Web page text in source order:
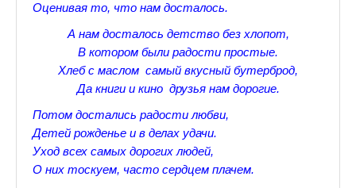
Лучшее видео месяца
Секции настольного тенниса в Пушкинском районе
Куда уходит детство
Зарядись позитивом
Оценивая то, что нам досталось.
А нам досталось детство без хлопот,
В котором были радости простые.
Хлеб с маслом самый вкусный бутерброд,
Да книги и кино друзья нам дорогие.
Потом достались радости любви,
Детей рожденье и в делах удачи.
Уход всех самых дорогих людей,
О них тоскуем, часто сердцем плачем.